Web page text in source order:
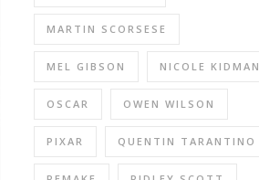
MARTIN SCORSESE
MEL GIBSON NICOLE KIDMAN
OSCAR OWEN WILSON
PIXAR QUENTIN TARANTINO